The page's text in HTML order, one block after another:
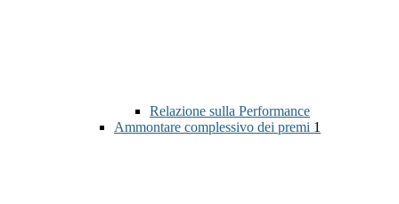
Relazione sulla Performance
Ammontare complessivo dei premi 1